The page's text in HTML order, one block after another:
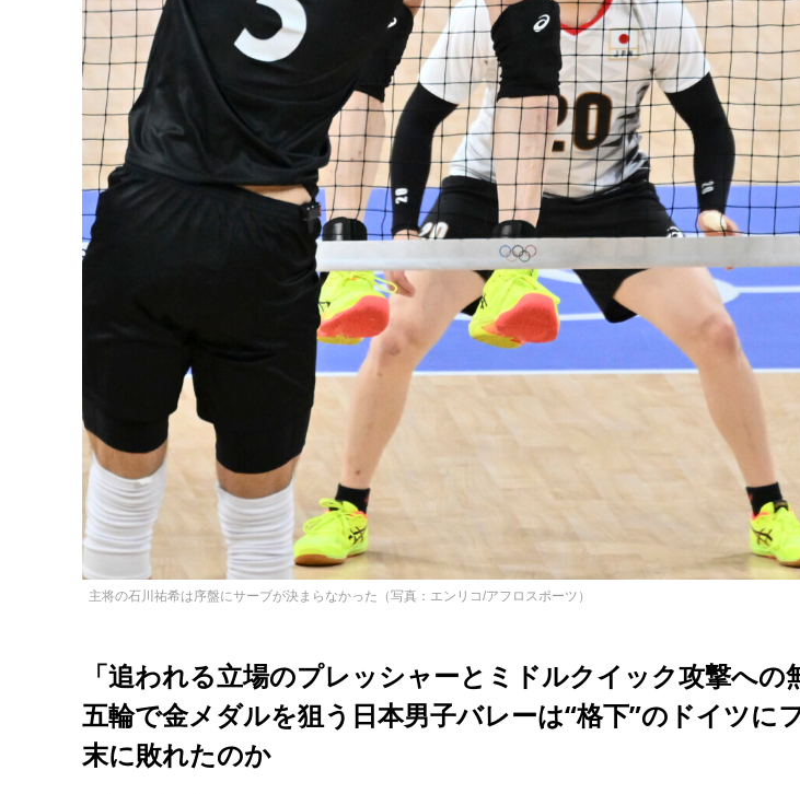
主将の石川祐希は序盤にサーブが決まらなかった（写真：エンリコ/アフロスポーツ）
「追われる立場のプレッシャーとミドルクイック攻撃への
五輪で金メダルを狙う日本男子バレーは“格下”のドイツに
末に敗れたのか